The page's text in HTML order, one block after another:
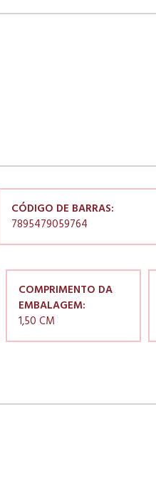
CÓDIGO DE BARRAS:
7895479059764
COMPRIMENTO DA
EMBALAGEM:
1,50 CM